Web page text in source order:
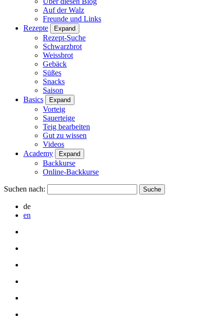
Auf der Walz
Freunde und Links
Rezepte
Expand
Rezept-Suche
Schwarzbrot
Weissbrot
Gebäck
Süßes
Snacks
Saison
Basics
Expand
Vorteig
Sauerteige
Teig bearbeiten
Gut zu wissen
Videos
Academy
Expand
Backkurse
Online-Backkurse
Suchen nach:
de
en